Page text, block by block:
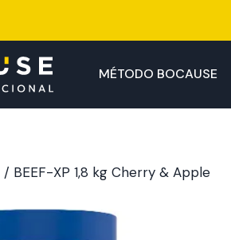
MÉTODO BOCAUSE
/ BEEF-XP 1,8 kg Cherry & Apple